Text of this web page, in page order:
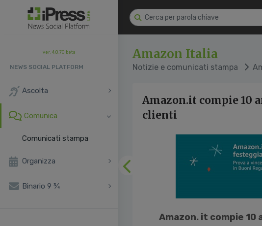
ver. 4.0.70 beta
NEWS SOCIAL PLATFORM
Ascolta
Comunica
Comunicati stampa
Organizza
Binario 9 ¾
Amazon Italia
Notizie e comunicati stampa
Amazon.it compie 10
clienti
Precedente
Amazon. it compie